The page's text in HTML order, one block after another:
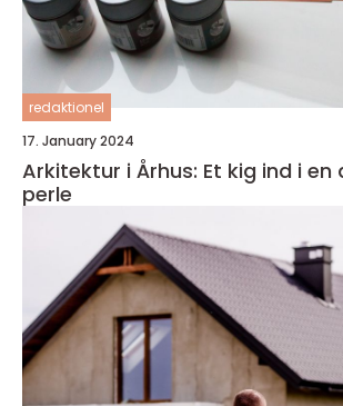
redaktionel
17. January 2024
Arkitektur i Århus: Et kig ind i
perle